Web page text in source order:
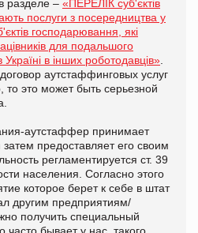
разделе – «ПЕРЕЛІК суб'єктів
послуги з посередництва у
господарювання, які
для подальшого
в інших роботодавців»
аутстаффинговых услуг
то это может быть серьезной
аутстаффер принимает
предоставляет его своим
регламентируется ст. 39
населения. Согласно этого
которое берет к себе в штат
другим предприятиям/
получить специальный
часто бывает у нас, такого